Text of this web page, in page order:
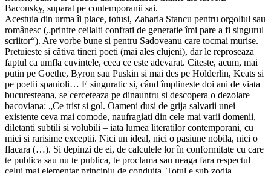
Baconsky, suparat pe contemporanii sai.
Acestuia din urma îi place, totusi, Zaharia Stancu pentru orgoliul sau
românesc („printre ceilalti confrati de generatie îmi pare a fi singurul
scriitor“). Are vorbe bune si pentru Sadoveanu care tocmai murise.
Pretuieste si câtiva tineri poeti (mai ales clujeni), dar le reproseaza
faptul ca umfla cuvintele, ceea ce este adevarat. Citeste, acum, mai
putin pe Goethe, Byron sau Puskin si mai des pe Hölderlin, Keats si
pe poetii spanioli… E singuratic si, când împlineste doi ani de viata
bucuresteana, se cerceteaza pe dinauntru si descopera o dezolare
bacoviana: „Ce trist si gol. Oameni dusi de grija salvarii unei
existente ceva mai comode, naufragiati din cele mai varii domenii,
diletanti subtili si volubili – iata lumea literatilor contemporani, cu
mici si rarisime exceptii. Nici un ideal, nici o pasiune nobila, nici o
flacara (…). Si depinzi de ei, de calculele lor în conformitate cu care
te publica sau nu te publica, te proclama sau neaga fara respectul
celui mai elementar principiu de conduita. Totul e sub zodia